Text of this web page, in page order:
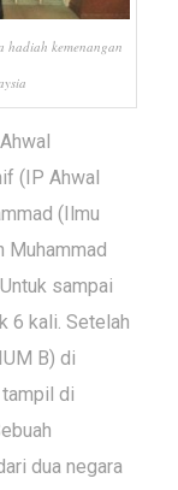
hadiah kemenangan
(IP Ahwal
(Ilmu
Muhammad
sampai
6 kali. Setelah
B) di
di
dua negara